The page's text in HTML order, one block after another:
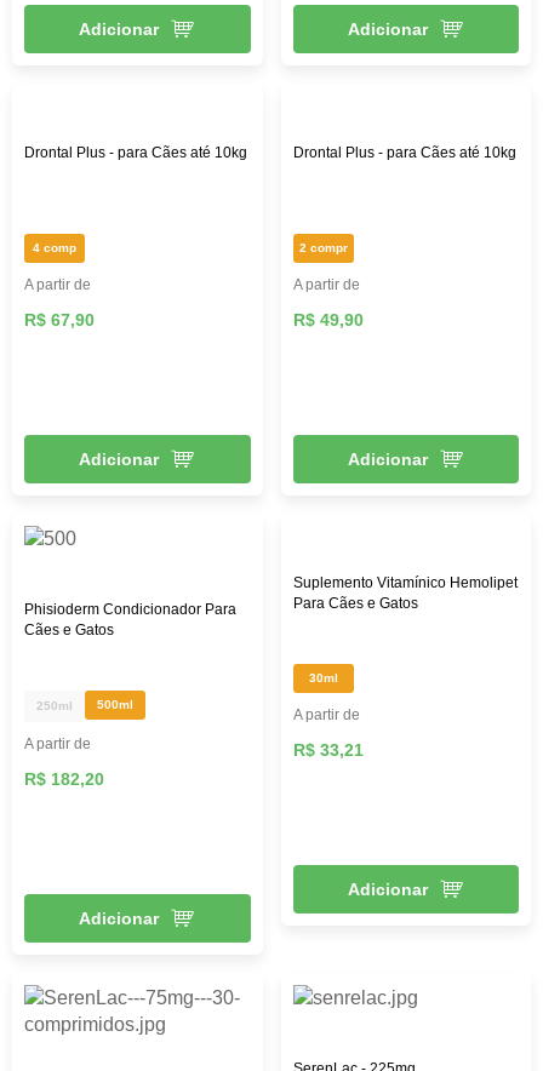
Adicionar Adicionar
Drontal Plus - para Cães até 10kg
4 comp
A partir de
R$ 67,90
Adicionar
Drontal Plus - para Cães até 10kg
2 compr
A partir de
R$ 49,90
Adicionar
Phisioderm Condicionador Para
Cães e Gatos
250ml 500ml
A partir de
R$ 182,20
Adicionar
Suplemento Vitamínico Hemolipet
Para Cães e Gatos
30ml
A partir de
R$ 33,21
Adicionar